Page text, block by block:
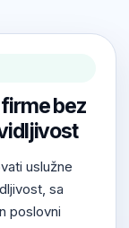
bez
uslužne
sa
poslovni